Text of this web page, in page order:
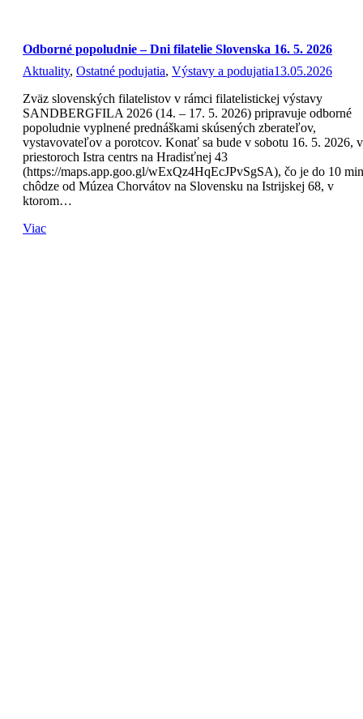
Odborné popoludnie – Dni filatelie Slovenska 16. 5. 2026
Aktuality, Ostatné podujatia, Výstavy a podujatia13.05.2026
Zväz slovenských filatelistov v rámci filatelistickej výstavy
SANDBERGFILA 2026 (14. – 17. 5. 2026) pripravuje odborné
popoludnie vyplnené prednáškami skúsených zberateľov,
vystavovateľov a porotcov. Konať sa bude v sobotu 16. 5. 2026, v
priestoroch Istra centrs na Hradisťnej 43
(https://maps.app.goo.gl/wExQz4HqEcJPvSgSA), čo je do 10
chôdze od Múzea Chorvátov na Slovensku na Istrijskej 68, v
ktorom…
Viac